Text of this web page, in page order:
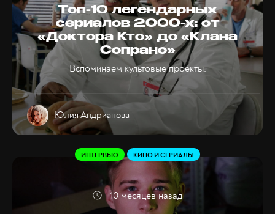
Топ-10 легендарных
сериалов 2000-х: от
«Доктора Кто» до «Клана
Сопрано»
Вспоминаем культовые проекты.
Юлия Андрианова
ИНТЕРВЬЮ КИНО И СЕРИАЛЫ
10 месяцев назад